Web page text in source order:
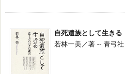
自死遺族として生きる
若林一美／著 -- 青弓